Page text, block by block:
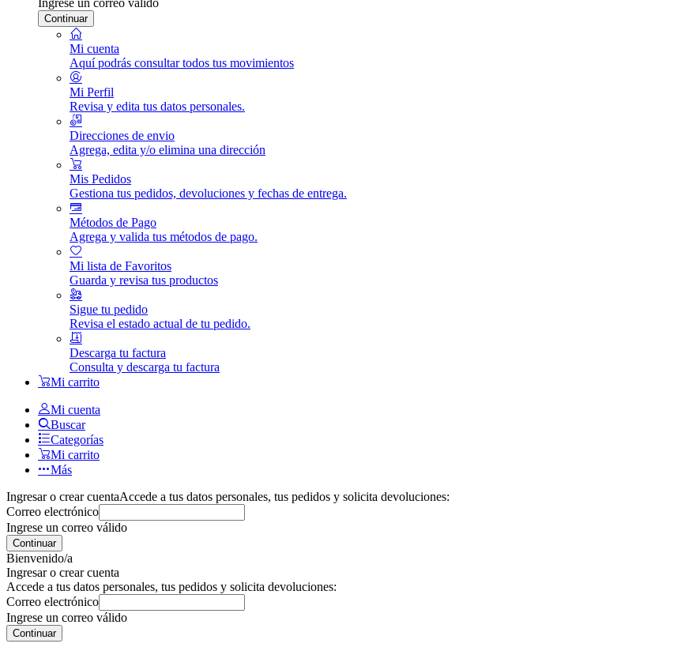
Continuar
Mi cuenta
Aquí podrás consultar todos tus movimientos
Mi Perfil
Revisa y edita tus datos personales.
Direcciones de envio
Agrega, edita y/o elimina una dirección
Mis Pedidos
Gestiona tus pedidos, devoluciones y fechas de entrega.
Métodos de Pago
Agrega y valida tus métodos de pago.
Mi lista de Favoritos
Guarda y revisa tus productos
Sigue tu pedido
Revisa el estado actual de tu pedido.
Descarga tu factura
Consulta y descarga tu factura
Mi carrito
Mi cuenta
Buscar
Categorías
Mi carrito
Más
Ingresar o crear cuentaAccede a tus datos personales, tus pedidos y solicita devoluciones:
Correo electrónico
Ingrese un correo válido
Continuar
Bienvenido/a
Ingresar o crear cuenta
Accede a tus datos personales, tus pedidos y solicita devoluciones:
Correo electrónico
Ingrese un correo válido
Continuar